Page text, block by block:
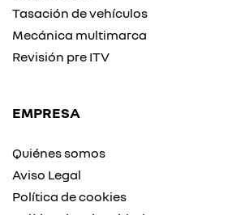
Tasación de vehículos
Mecánica multimarca
Revisión pre ITV
EMPRESA
Quiénes somos
Aviso Legal
Política de cookies